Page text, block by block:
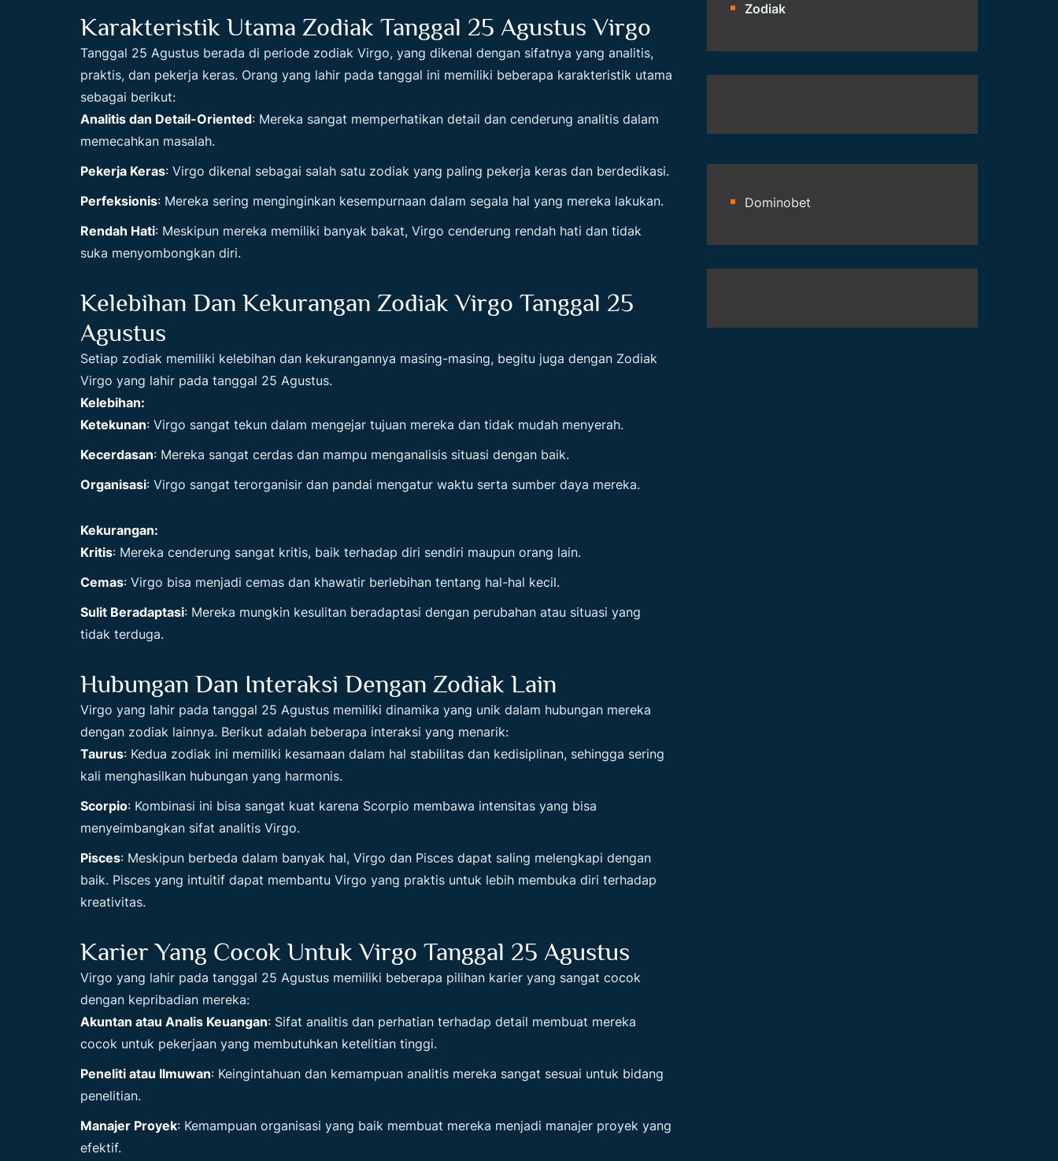
Karakteristik Utama Zodiak Tanggal 25 Agustus Virgo
Tanggal 25 Agustus berada di periode zodiak Virgo, yang dikenal dengan sifatnya yang analitis,
praktis, dan pekerja keras. Orang yang lahir pada tanggal ini memiliki beberapa karakteristik utama
sebagai berikut:
Analitis dan Detail-Oriented: Mereka sangat memperhatikan detail dan cenderung analitis dalam
memecahkan masalah.
Pekerja Keras: Virgo dikenal sebagai salah satu zodiak yang paling pekerja keras dan berdedikasi.
Perfeksionis: Mereka sering menginginkan kesempurnaan dalam segala hal yang mereka lakukan.
Rendah Hati: Meskipun mereka memiliki banyak bakat, Virgo cenderung rendah hati dan tidak
suka menyombongkan diri.
Kelebihan Dan Kekurangan Zodiak Virgo Tanggal 25
Agustus
Setiap zodiak memiliki kelebihan dan kekurangannya masing-masing, begitu juga dengan Zodiak
Virgo yang lahir pada tanggal 25 Agustus.
Kelebihan:
Ketekunan: Virgo sangat tekun dalam mengejar tujuan mereka dan tidak mudah menyerah.
Kecerdasan: Mereka sangat cerdas dan mampu menganalisis situasi dengan baik.
Organisasi: Virgo sangat terorganisir dan pandai mengatur waktu serta sumber daya mereka.
Kekurangan:
Kritis: Mereka cenderung sangat kritis, baik terhadap diri sendiri maupun orang lain.
Cemas: Virgo bisa menjadi cemas dan khawatir berlebihan tentang hal-hal kecil.
Sulit Beradaptasi: Mereka mungkin kesulitan beradaptasi dengan perubahan atau situasi yang
tidak terduga.
Hubungan Dan Interaksi Dengan Zodiak Lain
Virgo yang lahir pada tanggal 25 Agustus memiliki dinamika yang unik dalam hubungan mereka
dengan zodiak lainnya. Berikut adalah beberapa interaksi yang menarik:
Taurus: Kedua zodiak ini memiliki kesamaan dalam hal stabilitas dan kedisiplinan, sehingga sering
kali menghasilkan hubungan yang harmonis.
Scorpio: Kombinasi ini bisa sangat kuat karena Scorpio membawa intensitas yang bisa
menyeimbangkan sifat analitis Virgo.
Pisces: Meskipun berbeda dalam banyak hal, Virgo dan Pisces dapat saling melengkapi dengan
baik. Pisces yang intuitif dapat membantu Virgo yang praktis untuk lebih membuka diri terhadap
kreativitas.
Karier Yang Cocok Untuk Virgo Tanggal 25 Agustus
Virgo yang lahir pada tanggal 25 Agustus memiliki beberapa pilihan karier yang sangat cocok
dengan kepribadian mereka:
Akuntan atau Analis Keuangan: Sifat analitis dan perhatian terhadap detail membuat mereka
cocok untuk pekerjaan yang membutuhkan ketelitian tinggi.
Peneliti atau Ilmuwan: Keingintahuan dan kemampuan analitis mereka sangat sesuai untuk bidang
penelitian.
Manajer Proyek: Kemampuan organisasi yang baik membuat mereka menjadi manajer proyek yang
efektif.
Zodiak
Dominobet